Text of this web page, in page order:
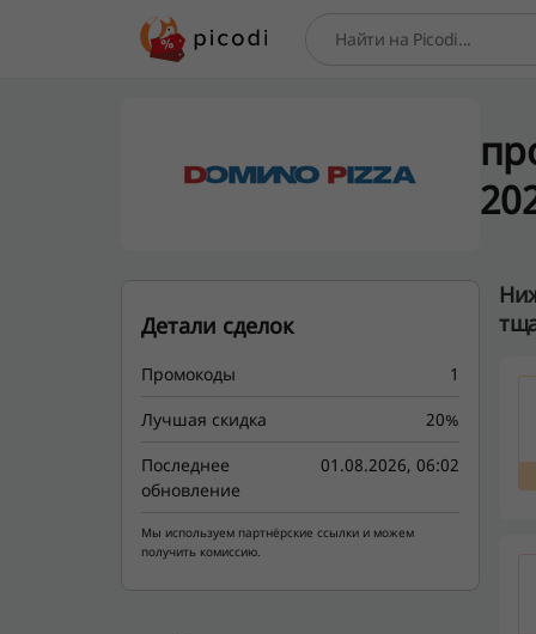
Поиск
Детали сделок
Промокоды
1
Лучшая скидка
20%
Последнее
обновление
01.08.2026, 06:02
Мы используем партнёрские ссылки и можем
получить комиссию.